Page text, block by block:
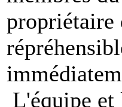
propriétaire
L'équipe